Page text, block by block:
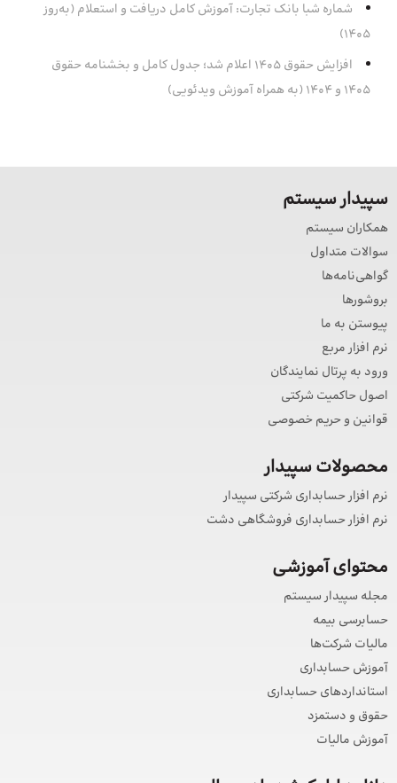
شماره شبا بانک تجارت: آموزش کامل دریافت و استعلام (به‌روز
۱۴۰۵)
افزایش حقوق 1405 اعلام شد؛ جدول کامل و بخشنامه حقوق
1405 و 1404 (به همراه آموزش ویدئویی)
سپیدار سیستم
همکاران سیستم
سوالات متداول
گواهی‌نامه‌ها
بروشورها
پیوستن به ما
نرم افزار مربع
ورود به پرتال نمایندگان
اصول حاکمیت شرکتی
قوانین و حریم خصوصی
محصولات سپیدار
نرم افزار حسابداری شرکتی سپیدار
نرم افزار حسابداری فروشگاهی دشت
محتوای آموزشی
مجله سپیدار سیستم
حسابرسی بیمه
مالیات شرکت‌ها
آموزش حسابداری
استانداردهای حسابداری
حقوق و دستمزد
آموزش مالیات